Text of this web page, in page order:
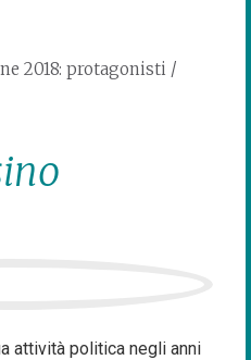
2018: protagonisti /
attività politica negli anni